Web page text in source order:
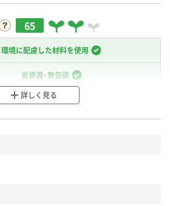
65
環境に配慮した材料を使用
省資源・無包装
分別・リサイクルしやすい設計
詳しく見る